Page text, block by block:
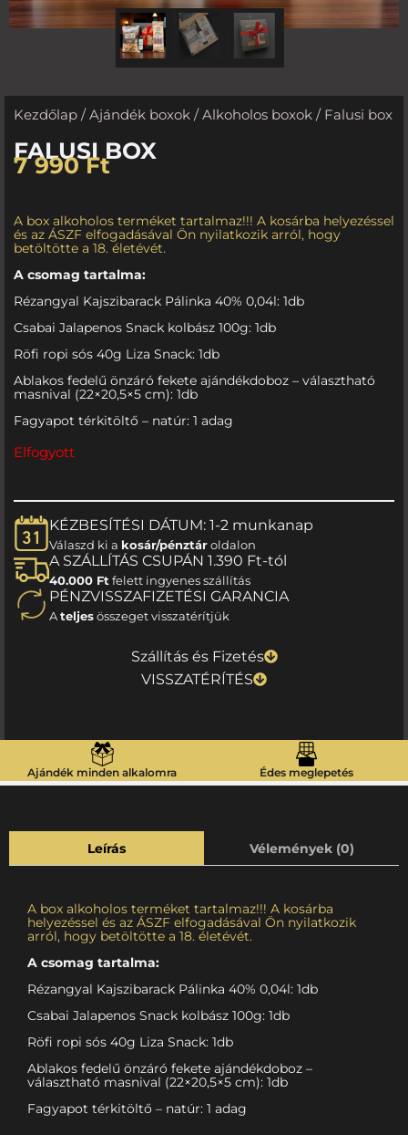
Kezdőlap /Ajándék boxok /Alkoholos boxok / Falusi box
FALUSI BOX
7 990Ft
A box alkoholos terméket tartalmaz!!! A kosárba helyezéssel
és az ÁSZF elfogadásával Ön nyilatkozik arról, hogy
betöltötte a 18. életévét.
A csomag tartalma:
Rézangyal Kajszibarack Pálinka 40% 0,04l: 1db
Csabai Jalapenos Snack kolbász 100g: 1db
Röfi ropi sós 40g Liza Snack: 1db
Ablakos fedelű önzáró fekete ajándékdoboz – választható
masnival (22×20,5×5 cm): 1db
Fagyapot térkitöltő – natúr: 1 adag
Elfogyott
KÉZBESÍTÉSI DÁTUM: 1-2 munkanap
Válaszd ki a kosár/pénztároldalon
A SZÁLLÍTÁS CSUPÁN 1.390 Ft-tól
40.000 Ft felett ingyenes szállítás
PÉNZVISSZAFIZETÉSI GARANCIA
Ateljesösszeget visszatérítjük
Szállítás és Fizetés
VISSZATÉRÍTÉS
Ajándék minden alkalomra Édes meglepetés
Leírás Vélemények (0)
A box alkoholos terméket tartalmaz!!! A kosárba
helyezéssel és az ÁSZF elfogadásával Ön nyilatkozik
arról, hogy betöltötte a 18. életévét.
A csomag tartalma:
Rézangyal Kajszibarack Pálinka 40% 0,04l: 1db
Csabai Jalapenos Snack kolbász 100g: 1db
Röfi ropi sós 40g Liza Snack: 1db
Ablakos fedelű önzáró fekete ajándékdoboz –
választható masnival (22×20,5×5 cm): 1db
Fagyapot térkitöltő – natúr: 1 adag